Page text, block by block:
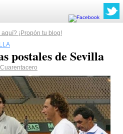
¡Propón tu blog!
postales de Sevilla
Cuarentacero